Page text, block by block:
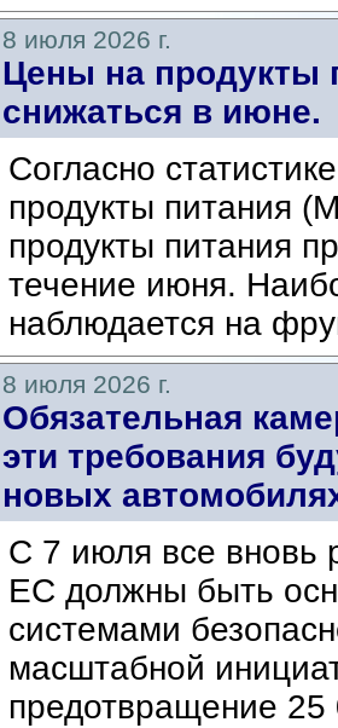
8 июля 2026 г.
Цены на продукты
снижаться в июне.
Согласно
продукты питания
продукты питания
течение июня.
наблюдается на
8 июля 2026 г.
Обязательная
эти требования
новых
С 7 июля все вновь
ЕС должны быть
системами
масштабной
предотвращение